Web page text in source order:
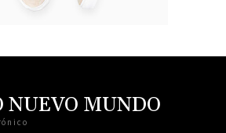
NUEVO MUNDO